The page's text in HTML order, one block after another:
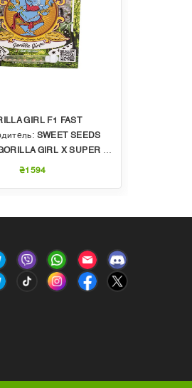
GIRL F1 FAST
SWEET SEEDS
GIRL X SUPER STRONG X SWEET GELATO AUTO
₴1594